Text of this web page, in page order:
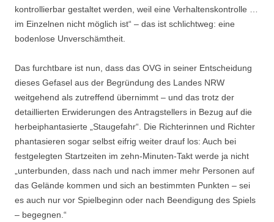
kontrollierbar gestaltet werden, weil eine Verhaltenskontrolle …
im Einzelnen nicht möglich ist“ – das ist schlichtweg: eine
bodenlose Unverschämtheit.
Das furchtbare ist nun, dass das OVG in seiner Entscheidung
dieses Gefasel aus der Begründung des Landes NRW
weitgehend als zutreffend übernimmt – und das trotz der
detaillierten Erwiderungen des Antragstellers in Bezug auf die
herbeiphantasierte „Staugefahr“. Die Richterinnen und Richter
phantasieren sogar selbst eifrig weiter drauf los: Auch bei
festgelegten Startzeiten im zehn-Minuten-Takt werde ja nicht
„unterbunden, dass nach und nach immer mehr Personen auf
das Gelände kommen und sich an bestimmten Punkten – sei
es auch nur vor Spielbeginn oder nach Beendigung des Spiels
– begegnen.“